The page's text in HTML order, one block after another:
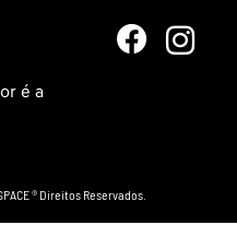
é a
® Direitos Reservados.